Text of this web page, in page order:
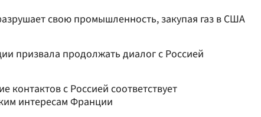
свою промышленность, закупая газ в США
призвала продолжать диалог с Россией
контактов с Россией соответствует
интересам Франции